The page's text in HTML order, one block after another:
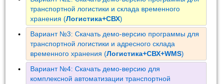
транспортной логистики и склада временного
хранения (Логистика+СВХ)
Вариант №3: Скачать демо-версию программы для
транспортной логистики и адресного склада
временного хранения (Логистика+СВХ+WMS)
Вариант №4: Скачать демо-версию для
комплексной автоматизации транспортной